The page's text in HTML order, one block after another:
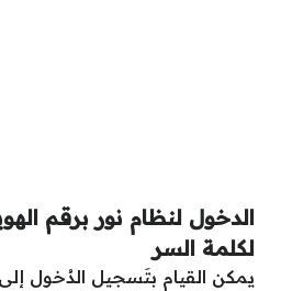
الدخول لنظام نور برقم
لكلمة السر
يمكن القيام بتَسجيل الدُخول إلى